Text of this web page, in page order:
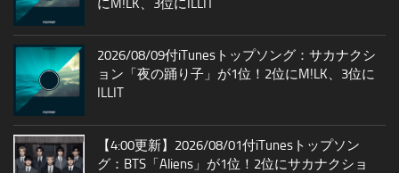
にM!LK、3位にILLIT
2026/08/09付iTunesトップソング：サカナクシ
ョン「夜の踊り子」が1位！2位にM!LK、3位に
ILLIT
【4:00更新】2026/08/01付iTunesトップソン
グ：BTS「Aliens」が1位！2位にサカナクショ